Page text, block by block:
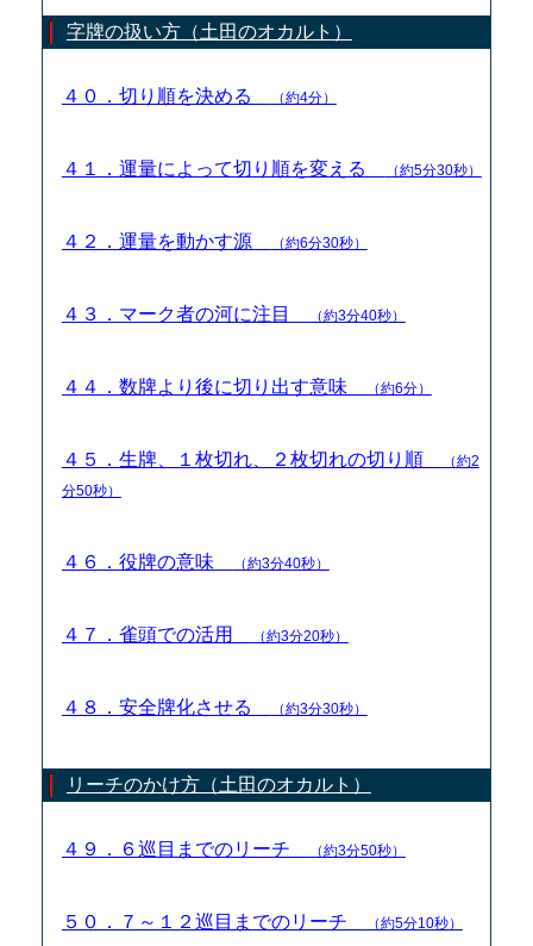
字牌の扱い方（土田のオカルト）
４０．切り順を決める （約4分）
４１．運量によって切り順を変える （約5分30秒）
４２．運量を動かす源 （約6分30秒）
４３．マーク者の河に注目 （約3分40秒）
４４．数牌より後に切り出す意味 （約6分）
４５．生牌、１枚切れ、２枚切れの切り順
（約2
分50秒）
４６．役牌の意味 （約3分40秒）
４７．雀頭での活用 （約3分20秒）
４８．安全牌化させる （約3分30秒）
リーチのかけ方（土田のオカルト）
４９．６巡目までのリーチ （約3分50秒）
５０．７～１２巡目までのリーチ （約5分10秒）